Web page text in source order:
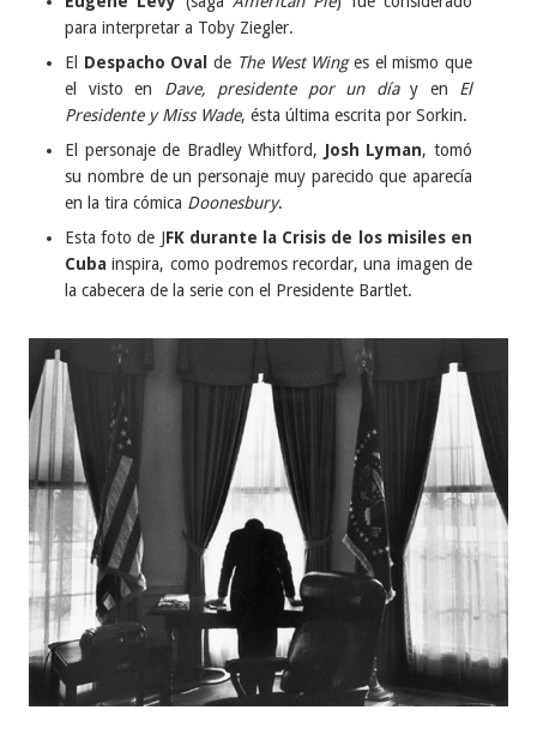
para interpretar a Toby Ziegler.
El Despacho Oval de The West Winges el mismo que
el visto en Dave, presidente por un díay en El
Presidente y Miss Wade, ésta última escrita por Sorkin.
El personaje de Bradley Whitford, Josh Lyman, tomó
su nombre de un personaje muy parecido que aparecía
en la tira cómica Doonesbury.
Esta foto de JFK durante la Crisis de los misiles en
Cubainspira, como podremos recordar, una imagen de
la cabecera de la serie con el Presidente Bartlet.